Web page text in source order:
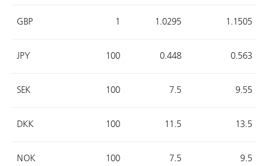
GBP 1 1.0295 1.1505
JPY 100 0.448 0.563
SEK 100 7.5 9.55
DKK 100 11.5 13.5
NOK 100 7.5 9.5